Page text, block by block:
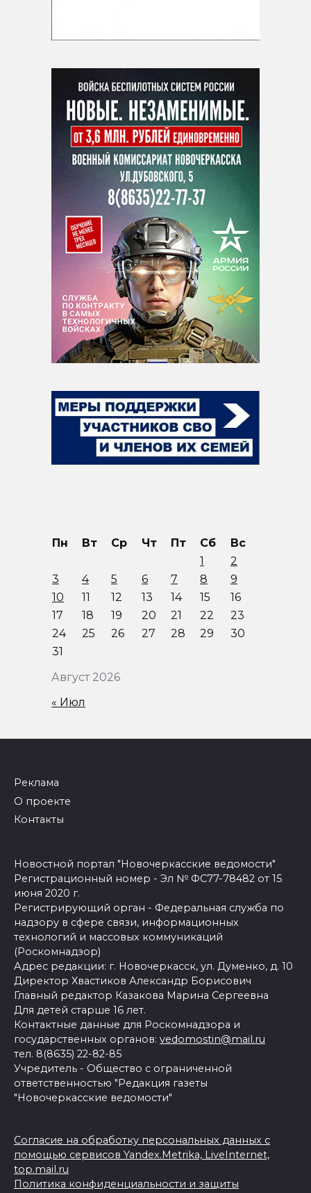
Август 2026
Пн Вт Ср Чт Пт Сб
Вс
1
2
3
4 5 6 7 8
9
10
11 12 13 14 15
16
17
18 19 20 21 22
23
24
25 26 27 28 29
30
31
« Июл
Реклама
О проекте
Контакты
Новостной портал "Новочеркасские ведомости"
Регистрационный номер - Эл № ФС77-78482 от 15
июня 2020 г.
Регистрирующий орган - Федеральная служба по
надзору в сфере связи, информационных
технологий и массовых коммуникаций
(Роскомнадзор)
Адрес редакции: г. Новочеркасск, ул. Думенко, д. 10
Директор Хвастиков Александр Борисович
Главный редактор Казакова Марина Сергеевна
Для детей старше 16 лет.
Контактные данные для Роскомнадзора и
государственных органов: vedomostin@mail.ru
тел. 8(8635) 22-82-85
Учредитель - Общество с ограниченной
ответственностью "Редакция газеты
"Новочеркасские ведомости"
Согласие на обработку персональных данных с
помощью сервисов Yandex.Metrika, LiveInternet,
top.mail.ru
Политика конфиденциальности и защиты